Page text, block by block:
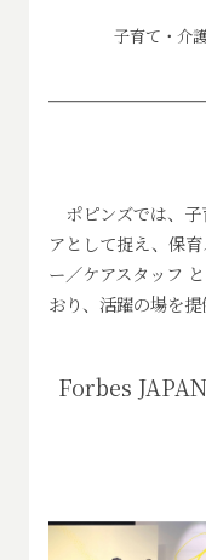
子育て・介
ポピンズでは、
アとして捉え、保
ー／ケアスタッフ
おり、活躍の場を提
Forbes